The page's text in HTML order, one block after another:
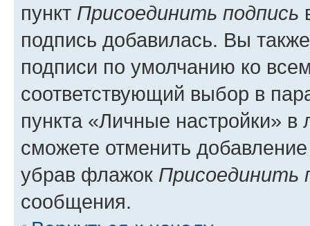
пункт Присоединить подпись
подпись добавилась. Вы
подписи по умолчанию ко
соответствующий выбор в
пункта «Личные настройки»
сможете отменить
убрав флажок Присоединить
сообщения.